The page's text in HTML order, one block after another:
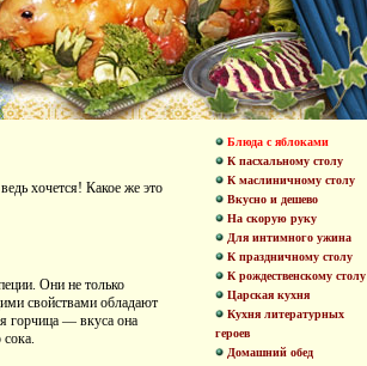
хочется! Какое же это
Они не только
свойствами обладают
горчица — вкуса она
Блюда с яблоками
К пасхальному столу
К маслиничному столу
Вкусно и дешево
На скорую руку
Для интимного ужина
К праздничному столу
К рождественскому столу
Царская кухня
Кухня литературных
героев
Домашний обед